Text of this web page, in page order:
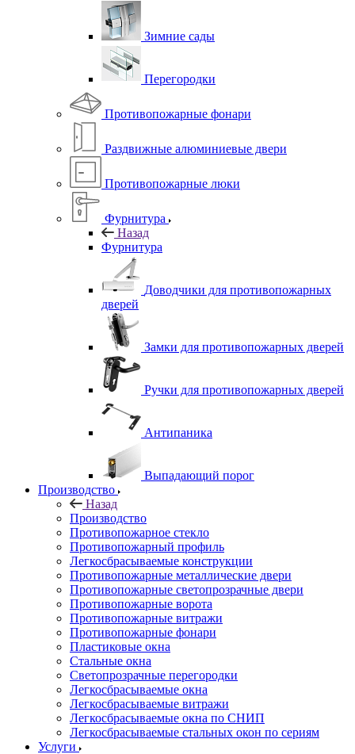
Зимние сады
Перегородки
Противопожарные фонари
Раздвижные алюминиевые двери
Противопожарные люки
Фурнитура
Назад
Фурнитура
Доводчики для противопожарных
дверей
Замки для противопожарных дверей
Ручки для противопожарных дверей
Антипаника
Выпадающий порог
Производство
Назад
Производство
Противопожарное стекло
Противопожарный профиль
Легкосбрасываемые конструкции
Противопожарные металлические двери
Противопожарные светопрозрачные двери
Противопожарные ворота
Противопожарные витражи
Противопожарные фонари
Пластиковые окна
Стальные окна
Светопрозрачные перегородки
Легкосбрасываемые окна
Легкосбрасываемые витражи
Легкосбрасываемые окна по СНИП
Легкосбрасываемые стальных окон по сериям
Услуги